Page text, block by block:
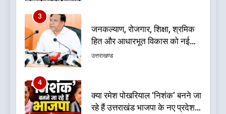
4
क्या रमेश पोखरियाल ‘निशंक’ बनने जा
रहे हैं उत्तराखंड भाजपा के नए प्रदेश
अध्यक्ष? राजनीति के गलियारों में
उत्तराखण्ड
5
दुखद खबर:उत्तराखंड में मौत की खाई
में समाया पूरा परिवार, पांच की दर्दनाक